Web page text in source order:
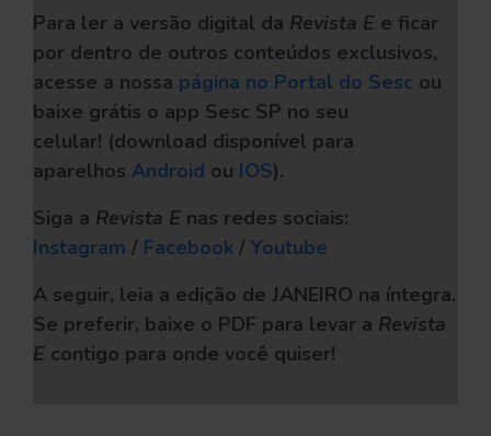
Para ler a versão digital da Revista E e ficar
por dentro de outros conteúdos exclusivos,
acesse a nossa página no Portal do Sesc ou
baixe grátis o app Sesc SP no seu
celular! (download disponível para
aparelhos Android ou IOS).
Siga a Revista E nas redes sociais:
Instagram / Facebook / Youtube
A seguir, leia a edição de JANEIRO na íntegra.
Se preferir, baixe o PDF para levar a Revista
E contigo para onde você quiser!